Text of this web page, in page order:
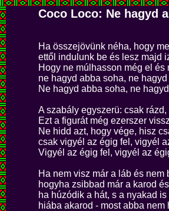
Coco Loco: Ne hagyd
Ha összejövünk néha, hogy
ettől indulunk be és lesz majd
Hogy ne múlhasson még el és
ne hagyd abba soha, ne
Ne hagyd abba soha, ne
A szabály egyszerü: csak
Ezt a figurát még ezerszer
Ne hidd azt, hogy vége, hisz
csak vigyél az égig fel, vigyél
Vigyél az égig fel, vigyél az
Ha nem visz már a láb és nem
hogyha zsibbad már a karod
ha húzódik a hát, s a nyakad is
hiába akarod - most abba nem